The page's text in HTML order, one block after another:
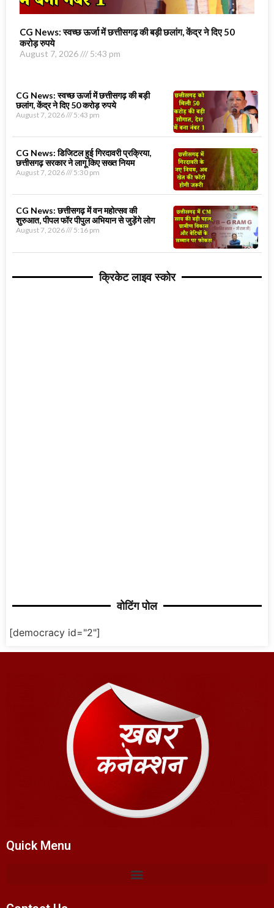
CG News: स्वच्छ ऊर्जा में छत्तीसगढ़ की बड़ी छलांग, केंद्र ने दिए 50
करोड़ रुपये
August 7, 2026 5:43 pm
CG News: स्वच्छ ऊर्जा में छत्तीसगढ़ की बड़ी
छलांग, केंद्र ने दिए 50 करोड़ रुपये
August 7, 2026 5:43 pm
CG News: डिजिटल हुई गिरदावरी प्रक्रिया,
छत्तीसगढ़ सरकार ने लागू किए सख्त नियम
August 7, 2026 5:30 pm
CG News: छत्तीसगढ़ में वन महोत्सव की
शुरुआत, पीपल फॉर पीपुल अभियान से जुड़ेंगे लोग
August 7, 2026 5:16 pm
क्रिकेट लाइव स्कोर
वोटिंग पोल
[democracy id="2"]
Quick Menu